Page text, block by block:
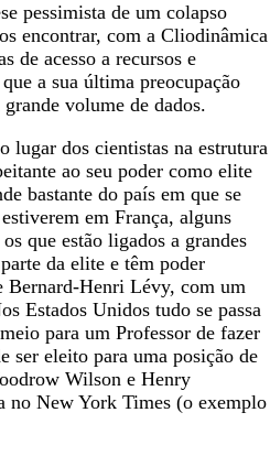
pessimista de um colapso
encontrar, com a Cliodinâmica
de acesso a recursos e
a sua última preocupação
volume de dados.
lugar dos cientistas na estrutura
ao seu poder como elite
bastante do país em que se
em França, alguns
que estão ligados a grandes
da elite e têm poder
Bernard-Henri Lévy, com um
Estados Unidos tudo se passa
para um Professor de fazer
ser eleito para uma posição de
Wilson e Henry
no New York Times (o exemplo